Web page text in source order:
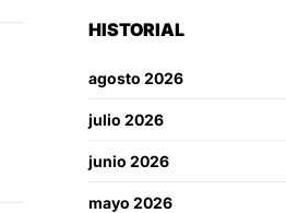
HISTORIAL
agosto 2026
julio 2026
junio 2026
mayo 2026